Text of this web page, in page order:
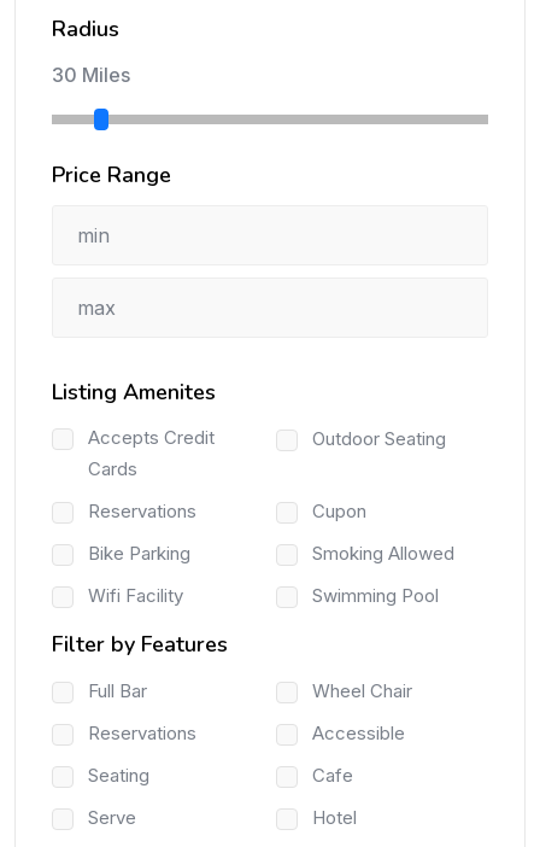
Radius
30 Miles
Price Range
Listing Amenites
Accepts Credit
Cards
Outdoor Seating
Reservations
Cupon
Bike Parking
Smoking Allowed
Wifi Facility
Swimming Pool
Filter by Features
Full Bar
Wheel Chair
Reservations
Accessible
Seating
Cafe
Serve
Hotel